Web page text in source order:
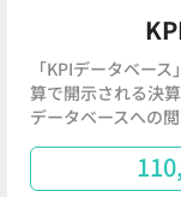
「KPIデータベー
算で開示される決
データベースへの